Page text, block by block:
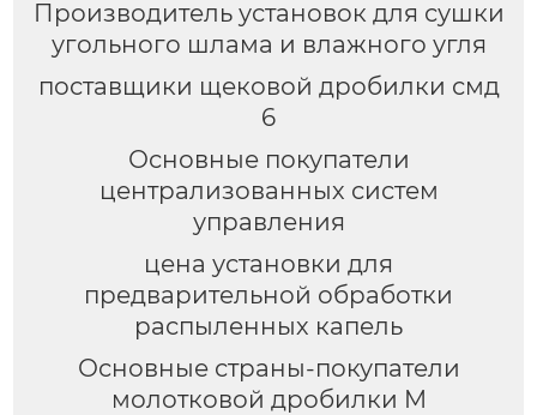
Производитель установок для сушки
угольного шлама и влажного угля
поставщики щековой дробилки смд
6
Основные покупатели
централизованных систем
управления
цена установки для
предварительной обработки
распыленных капель
Основные страны-покупатели
молотковой дробилки M